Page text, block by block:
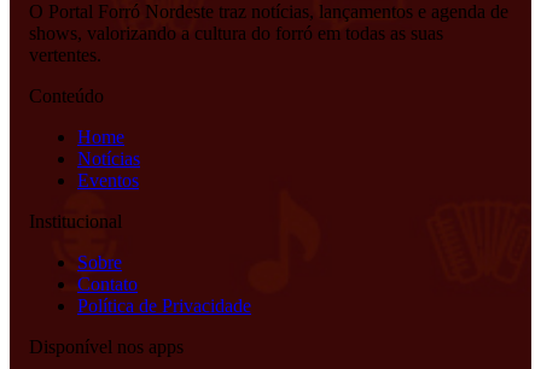
O Portal Forró Nordeste traz notícias, lançamentos e agenda de
shows, valorizando a cultura do forró em todas as suas
vertentes.
Conteúdo
Home
Notícias
Eventos
Institucional
Sobre
Contato
Política de Privacidade
Disponível nos apps